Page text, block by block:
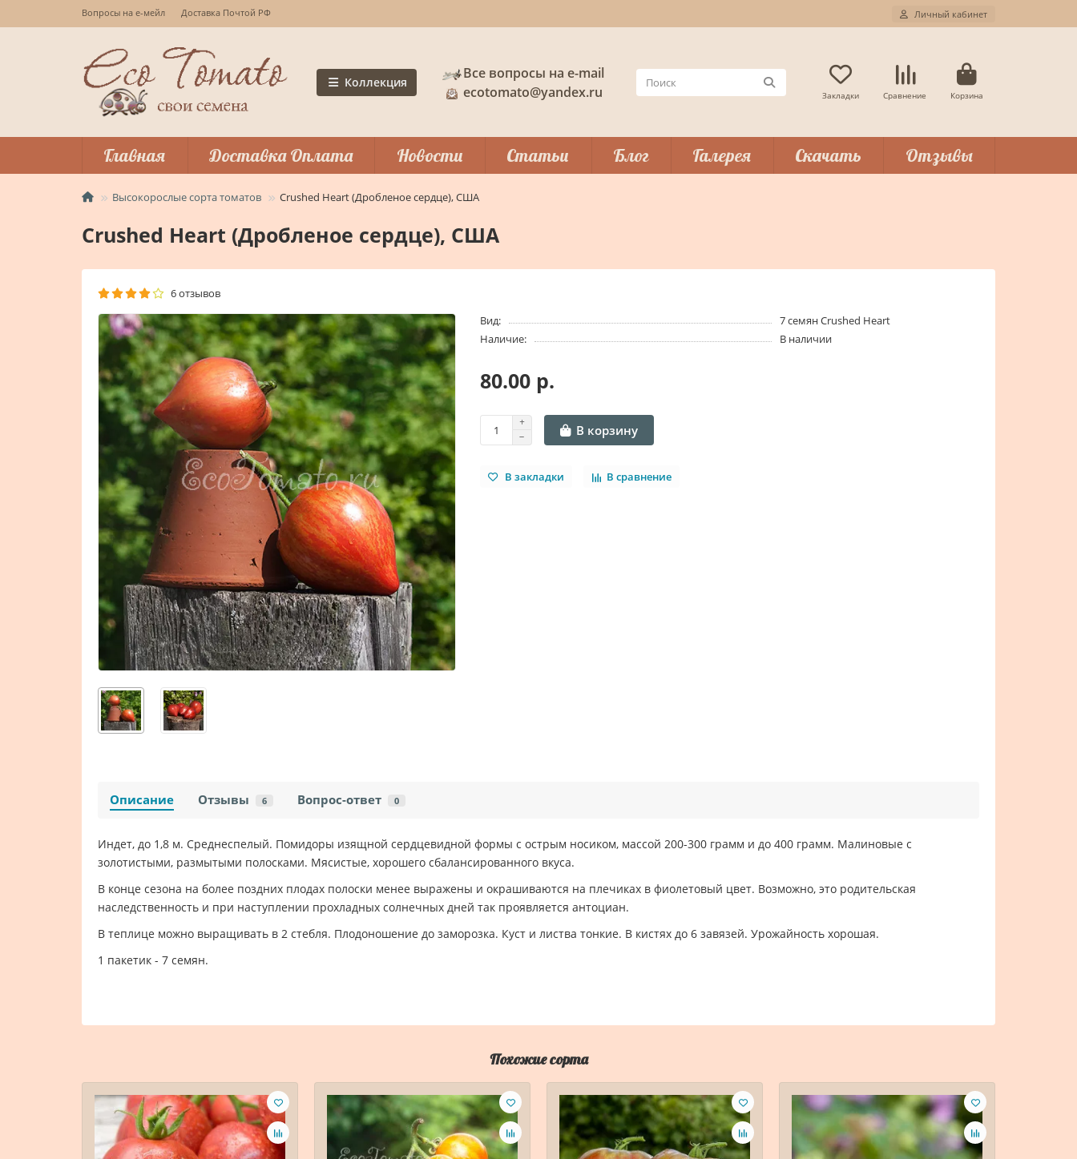
Вопросы на е-мейл Доставка Почтой РФ Личный кабинет
Коллекция
Все вопросы на e-mail
ecotomato@yandex.ru
Закладки Сравнение Корзина
Главная Доставка Оплата Новости Статьи Блог Галерея Скачать Отзывы
Высокорослые сорта томатов Crushed Heart (Дробленое сердце), США
Crushed Heart (Дробленое сердце), США
6 отзывов
Вид:
7 семян Crushed Heart
Наличие:
В наличии
80.00 р.
В корзину
В закладки В сравнение
Описание Отзывы 6 Вопрос-ответ 0
Индет, до 1,8 м. Среднеспелый. Помидоры изящной сердцевидной формы с острым носиком, массой 200-300 грамм и до 400 грамм. Малиновые с
золотистыми, размытыми полосками. Мясистые, хорошего сбалансированного вкуса.
В конце сезона на более поздних плодах полоски менее выражены и окрашиваются на плечиках в фиолетовый цвет. Возможно, это родительская
наследственность и при наступлении прохладных солнечных дней так проявляется антоциан.
В теплице можно выращивать в 2 стебля. Плодоношение до заморозка. Куст и листва тонкие. В кистях до 6 завязей. Урожайность хорошая.
1 пакетик - 7 семян.
Похожие сорта